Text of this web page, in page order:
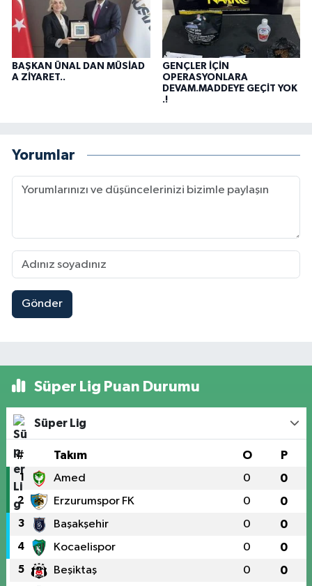
BAŞKAN ÜNAL DAN MÜSİAD
A ZİYARET..
GENÇLER İÇİN
OPERASYONLARA
DEVAM.MADDEYE GEÇİT YOK
.!
Yorumlar
Gönder
Süper Lig Puan Durumu
Süper Lig
# Takım O P
1 Amed 0 0
2 Erzurumspor FK 0 0
3 Başakşehir 0 0
4 Kocaelispor 0 0
5 Beşiktaş 0 0